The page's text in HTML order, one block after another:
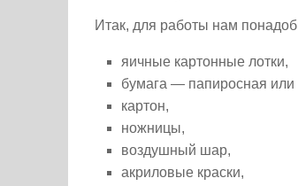
Итак, для работы нам
яичные картонные лотки,
бумага — папиросная или
картон,
ножницы,
воздушный шар,
акриловые краски,